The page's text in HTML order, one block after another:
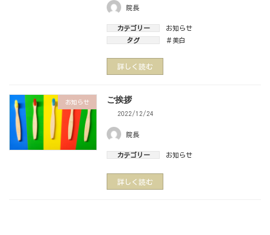
院長
カテゴリー
お知らせ
タグ
＃美白
詳しく読む
お知らせ ご挨拶
2022/12/24
院長
カテゴリー お知らせ
詳しく読む